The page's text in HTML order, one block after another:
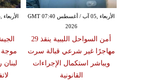
الأربعاء ,05 آب / أغسطس GMT 07:40
2026
أمن السواحل الليبية ينقذ 29
مهاجرًا غير شرعي قبالة سرت
ويباشر استكمال الإجراءات
القانونية